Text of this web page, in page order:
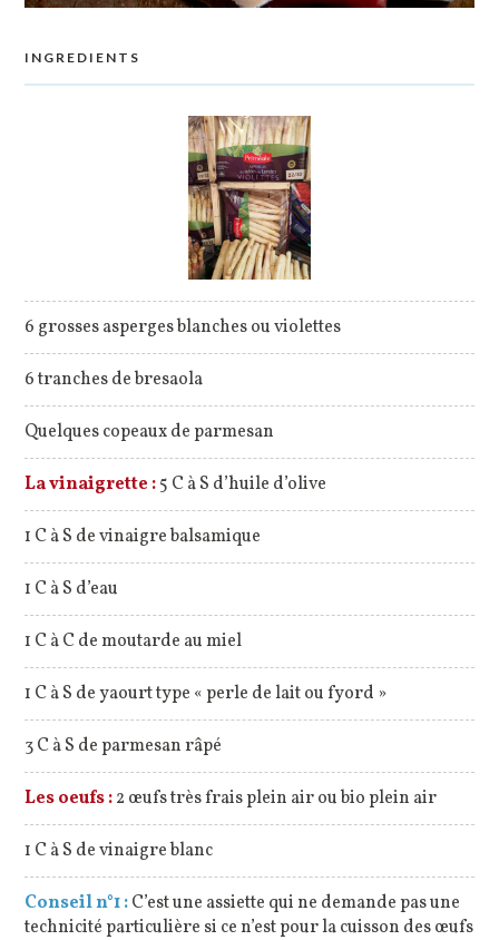
INGREDIENTS
6 grosses asperges blanches ou violettes
6 tranches de bresaola
Quelques copeaux de parmesan
La vinaigrette :5 C à S d’huile d’olive
1 C à S de vinaigre balsamique
1 C à S d’eau
1 C à C de moutarde au miel
1 C à S de yaourt type « perle de lait ou fyord »
3 C à S de parmesan râpé
Les oeufs :2 œufs très frais plein air ou bio plein air
1 C à S de vinaigre blanc
Conseil n°1 :C’est une assiette qui ne demande pas une
technicité particulière si ce n’est pour la cuisson des œufs